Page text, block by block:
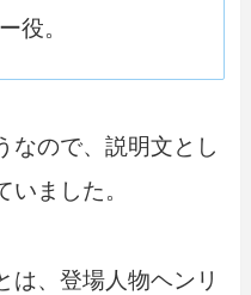
役。
なので、説明文とし
ました。
は、登場人物ヘンリ